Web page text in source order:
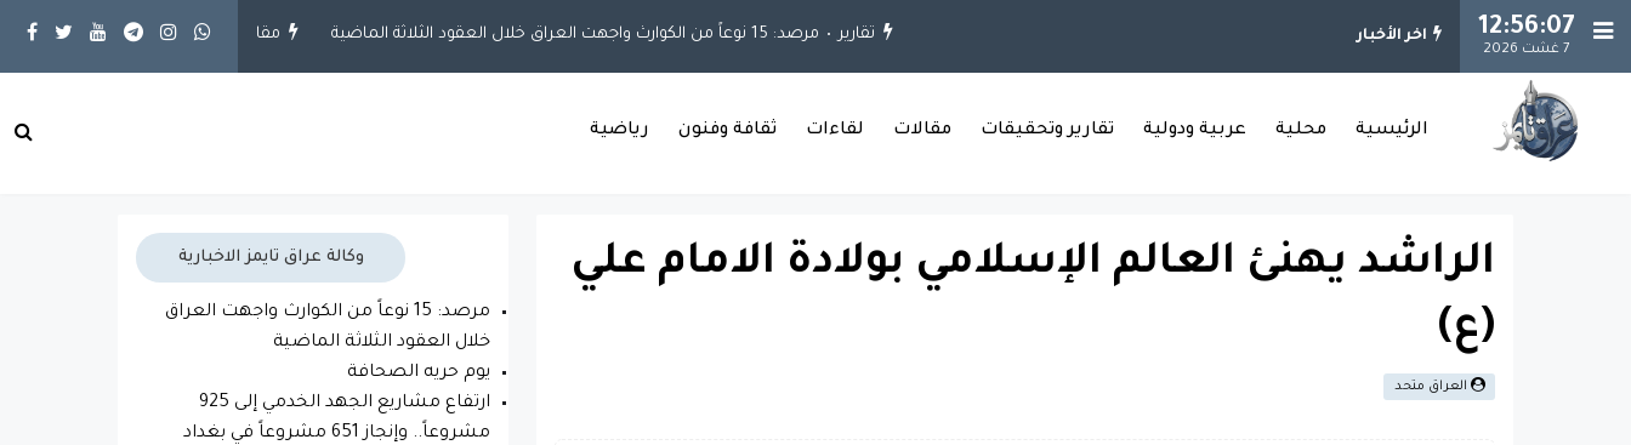
12:56:07
7 غشت 2026
اخر الأخبار تقارير مرصد: 15 نوعاً من الكوارث واجهت العراق خلال العقود الثلاثة الماضية مقالات يوم حريه الصحافة محلية
الرئيسية محلية عربية ودولية تقارير وتحقيقات مقالات لقاءات ثقافة وفنون رياضية
الراشد يهنئ العالم الإسلامي بولادة الامام علي
(ع)
العراق متحد
وكالة عراق تايمز الاخبارية
مرصد: 15 نوعاً من الكوارث واجهت العراق
خلال العقود الثلاثة الماضية
يوم حريه الصحافة
ارتفاع مشاريع الجهد الخدمي إلى 925
مشروعاً.. وإنجاز 651 مشروعاً في بغداد